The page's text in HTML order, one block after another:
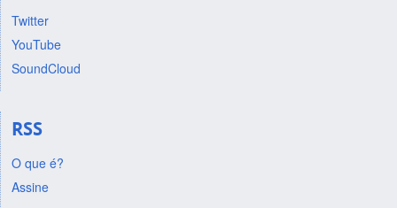
Twitter
YouTube
SoundCloud
RSS
O que é?
Assine